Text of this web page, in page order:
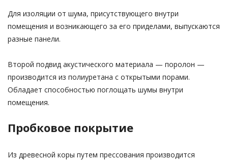
Для изоляции от шума, присутствующего внутри
помещения и возникающего за его приделами, выпускаются
разные панели.
Второй подвид акустического материала — поролон —
производится из полиуретана с открытыми порами.
Обладает способностью поглощать шумы внутри
помещения.
Пробковое покрытие
Из древесной коры путем прессования производится